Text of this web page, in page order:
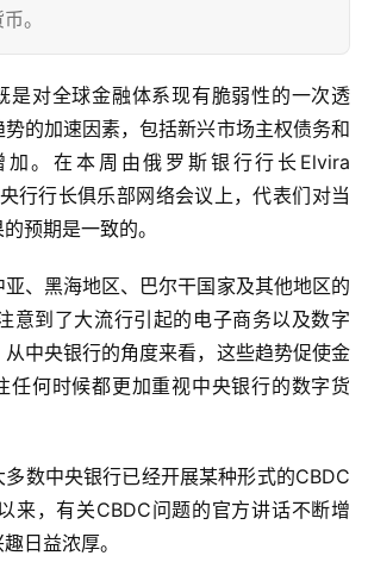
。
是对全球金融体系现有脆弱性的一次透
的加速因素，包括新兴市场主权债务和
。在本周由俄罗斯银行行长Elvira
行行长俱乐部网络会议上，代表们对当
预期是一致的。
、黑海地区、巴尔干国家及其他地区的
意到了大流行引起的电子商务以及数字
中央银行的角度来看，这些趋势促使金
任何时候都更加重视中央银行的数字货
数中央银行已经开展某种形式的CBDC
来，有关CBDC问题的官方讲话不断增
日益浓厚。